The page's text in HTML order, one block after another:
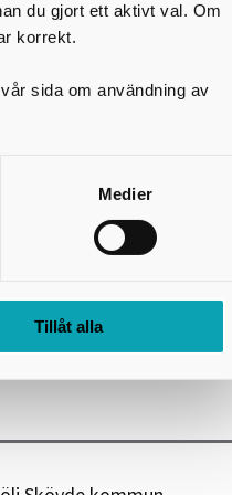
du gjort ett aktivt val. Om
korrekt.
sida om användning av
Medier
Tillåt alla
med trolleri, en stor
som blir till bilder. Jag
mig själv att
via webben här.